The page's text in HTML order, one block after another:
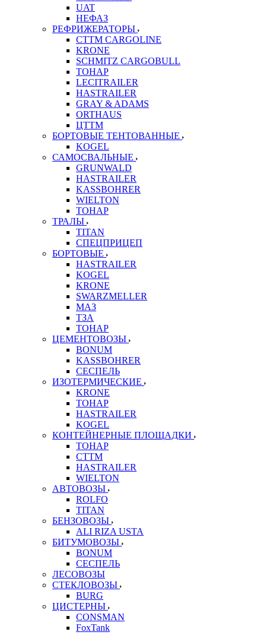
UAT
НЕФАЗ
РЕФРИЖЕРАТОРЫ
CTTM CARGOLINE
KRONE
SCHMITZ CARGOBULL
ТОНАР
LECITRAILER
HASTRAILER
GRAY & ADAMS
ORTHAUS
ЦТТМ
БОРТОВЫЕ ТЕНТОВАННЫЕ
KOGEL
САМОСВАЛЬНЫЕ
GRUNWALD
HASTRAILER
KASSBOHRER
WIELTON
ТОНАР
ТРАЛЫ
TITAN
СПЕЦПРИЦЕП
БОРТОВЫЕ
HASTRAILER
KOGEL
KRONE
SWARZMELLER
МАЗ
ТЗА
ТОНАР
ЦЕМЕНТОВОЗЫ
BONUM
KASSBOHRER
СЕСПЕЛЬ
ИЗОТЕРМИЧЕСКИЕ
KRONE
ТОНАР
HASTRAILER
KOGEL
КОНТЕЙНЕРНЫЕ ПЛОЩАДКИ
ТОНАР
CTTM
HASTRAILER
WIELTON
АВТОВОЗЫ
ROLFO
TITAN
БЕНЗОВОЗЫ
ALI RIZA USTA
БИТУМОВОЗЫ
BONUM
СЕСПЕЛЬ
ЛЕСОВОЗЫ
СТЕКЛОВОЗЫ
BURG
ЦИСТЕРНЫ
CONSMAN
FoxTank